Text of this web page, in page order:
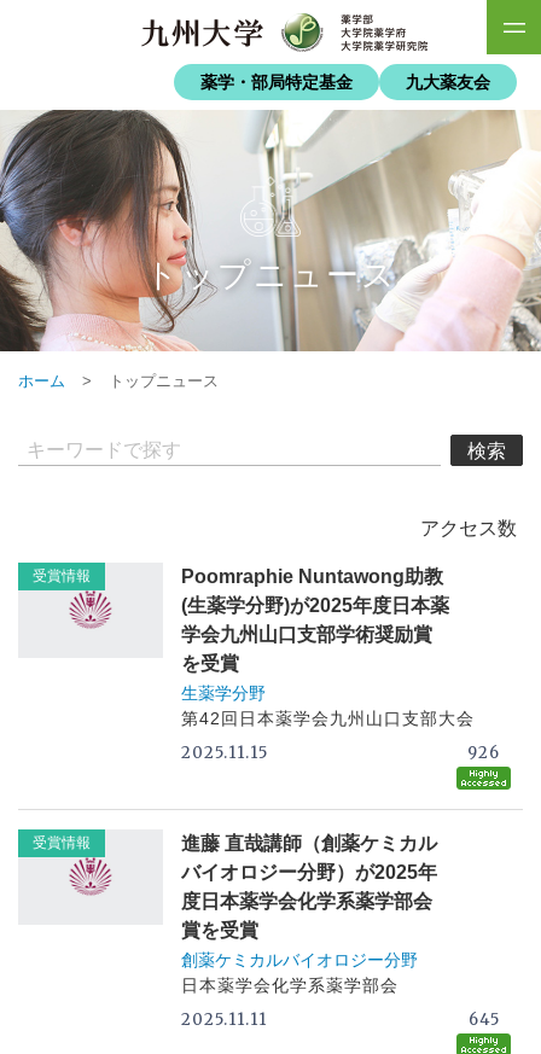
薬学・部局特定基金 九大薬友会
トップニュース
ホーム > トップニュース
検索
アクセス数
受賞情報
Poomraphie Nuntawong助教
(生薬学分野)が2025年度日本薬
学会九州山口支部学術奨励賞
を受賞
生薬学分野
第42回日本薬学会九州山口支部大会
2025.11.15 926
受賞情報
進藤 直哉講師（創薬ケミカル
バイオロジー分野）が2025年
度日本薬学会化学系薬学部会
賞を受賞
創薬ケミカルバイオロジー分野
日本薬学会化学系薬学部会
2025.11.11 645